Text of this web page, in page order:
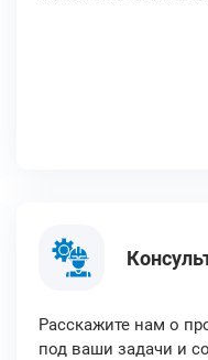
Расскажите нам о
под ваши задачи и